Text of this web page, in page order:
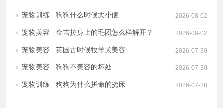
宠物训练 狗狗什么时候大小便 2026-08-02
宠物美容 金吉拉身上的毛团怎么样解开？ 2026-08-02
宠物美容 英国古时候牧羊犬美容 2026-07-30
宠物美容 狗狗不美容的坏处 2026-07-30
宠物训练 狗狗为什么拼命的挠床 2026-07-28